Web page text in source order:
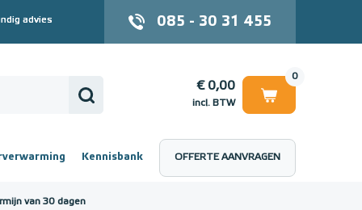
advies 085 - 30 31 455
0
€ 0,00
incl. BTW
€ 0,00
Kennisbank OFFERTE AANVRAGEN
van 30 dagen